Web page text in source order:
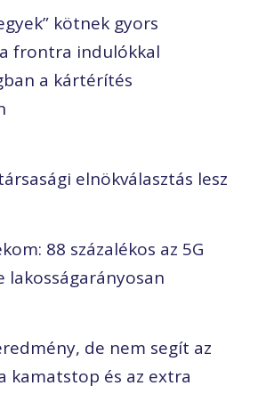
kötnek gyors
frontra indulókkal
a kártérítés
elnökválasztás lesz
88 százalékos az 5G
lakosságarányosan
de nem segít az
kamatstop és az extra